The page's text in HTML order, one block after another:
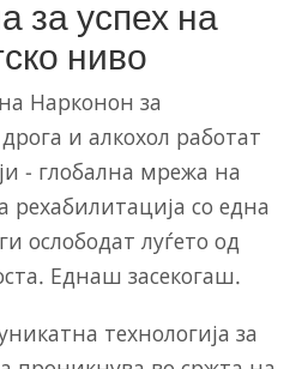
за успех на
ниво
Нарконон за
и алкохол работат
- глобална мрежа на
рехабилитација со една
ослободат луѓето од
Еднаш засекогаш.
технологија за